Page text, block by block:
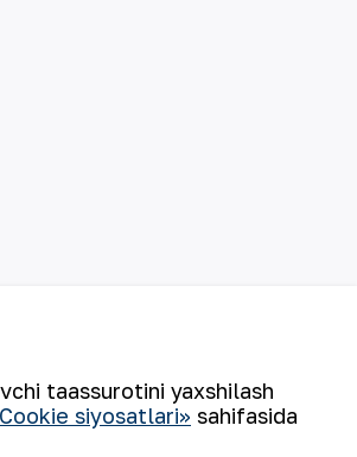
taassurotini yaxshilash
siyosatlari» sahifasida